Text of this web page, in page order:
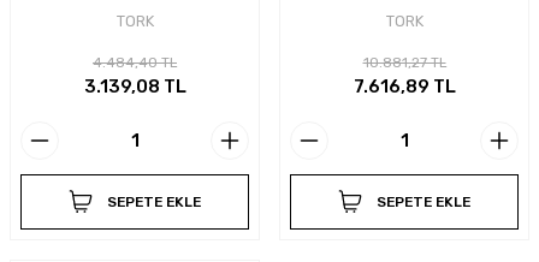
TORK
4.484,40 TL
3.139,08 TL
SEPETE EKLE
TORK
10.881,27 TL
7.616,89 TL
SEPETE EKLE